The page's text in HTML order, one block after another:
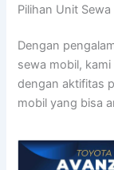
Pilihan Unit
Dengan
sewa mobil,
dengan aktifitas
mobil yang bisa